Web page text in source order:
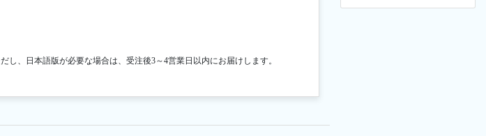
、日本語版が必要な場合は、受注後3～4営業日以内にお届けします。